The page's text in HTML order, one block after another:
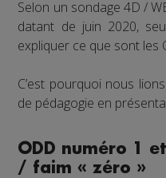
Selon un sondage 4D /
datant de juin 2020,
expliquer ce que sont les
C’est pourquoi nous
de pédagogie en
ODD numéro 1
/ faim « zéro »